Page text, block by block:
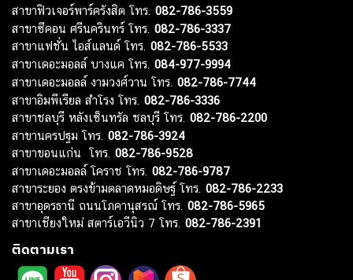
สาขาฟิวเจอร์พาร์ครังสิต โทร. 082-786-3559
สาขาซีคอน ศรีนครินทร์ โทร. 082-786-3337
สาขาแฟชั่น ไอส์แลนด์ โทร. 082-786-5533
สาขาเดอะมอลล์ บางแค โทร. 084-977-9994
สาขาเดอะมอลล์ งามวงศ์วาน โทร. 082-786-7744
สาขาอิมพีเรียล สำโรง โทร. 082-786-3336
สาขาชลบุรี หลังเซ็นทรัล ชลบุรี โทร. 082-786-2200
สาขานครปฐม โทร. 082-786-3924
สาขาขอนแก่น โทร. 082-786-9528
สาขาเดอะมอลล์ โคราช โทร. 082-786-9787
สาขาระยอง ตรงข้ามตลาดหมอดิษฐ์ โทร. 082-786-2233
สาขาอุดรธานี ถนนโภคานุสรณ์ โทร. 082-786-5965
สาขาเชียงใหม่ สตาร์เอวีนิว 7 โทร. 082-786-2391
ติดตามเรา